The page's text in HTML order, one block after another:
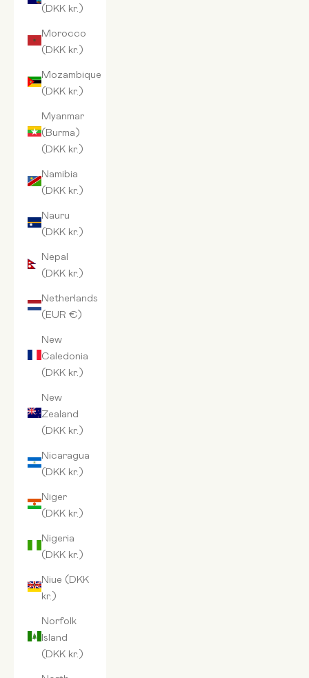
(DKK kr.)
Morocco
(DKK kr.)
Mozambique
(DKK kr.)
Myanmar
(Burma)
(DKK kr.)
Namibia
(DKK kr.)
Nauru
(DKK kr.)
Nepal
(DKK kr.)
Netherlands
(EUR €)
New
Caledonia
(DKK kr.)
New
Zealand
(DKK kr.)
Nicaragua
(DKK kr.)
Niger
(DKK kr.)
Nigeria
(DKK kr.)
Niue (DKK
kr.)
Norfolk
Island
(DKK kr.)